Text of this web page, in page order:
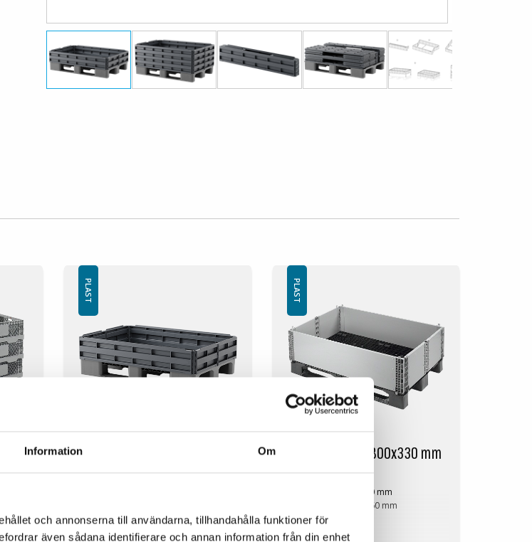
Information Om
och annonserna till användarna, tillhandahålla funktioner för
även sådana identifierare och annan information från din enhet
mm
+40 °C
Pallkarm 1200x800x200 mm
935
1200x230x128 mm
Høyde: 200 mm
PLAST
Pallekarm 1200x800x330 mm
945
Ytre mål: 1200x800 mm
Indre mål: 1160x760 mm
Høyde: 330 mm
Vekt: 8 kg
PLAST